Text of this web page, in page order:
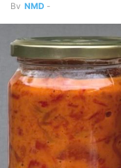
By NMD -